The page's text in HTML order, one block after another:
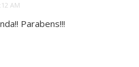
AM
Parabens!!!